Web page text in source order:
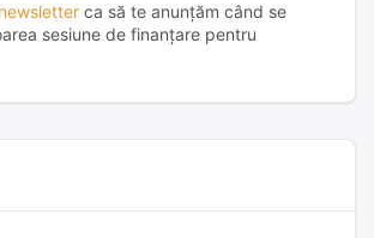
ca să te anunțăm când se
sesiune de finanțare pentru